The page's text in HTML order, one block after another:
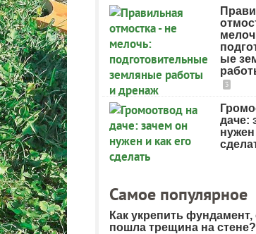
ые
3
даче:
нужен
Самое популярное
Как укрепить фундамент,
пошла трещина на стене?